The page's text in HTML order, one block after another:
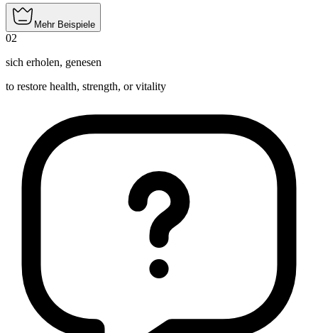
Mehr Beispiele
02
sich erholen, genesen
to restore health, strength, or vitality